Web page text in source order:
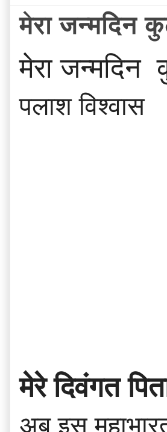
मेरा जन्मदिन
मेरा जन्मदिन
पलाश विश्वास
मेरे दिवंगत
अब इस